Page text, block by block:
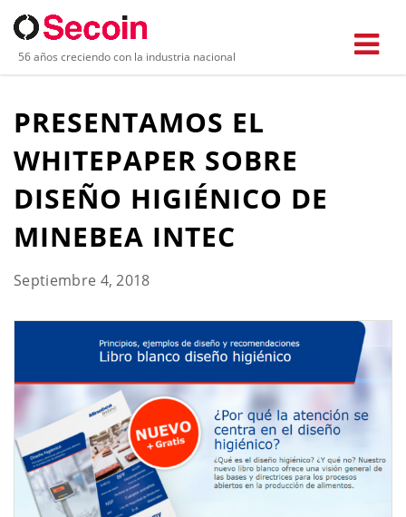
56 años creciendo con la industria nacional
PRESENTAMOS EL
WHITEPAPER SOBRE
DISEÑO HIGIÉNICO DE
MINEBEA INTEC
Septiembre 4, 2018